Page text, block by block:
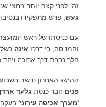
זה. לפני קצת יותר מחצי
געש , פרש מתפקידו
עם כניסתו של ראש
והמנוסה, כי דרכו אינה
הלך כברת דרך ארוכה ויחד
ההישג האחרון נרשם
פנים חבר כנסת גלעד ארדן
'מערך אכיפה עירוני'